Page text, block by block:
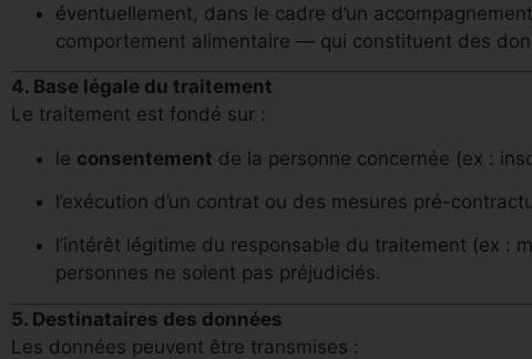
éventuellement, dans le cadre d’un
comportement alimentaire — qui constituent des
4. Base légale du traitement
Le traitement est fondé sur :
le consentement de la personne concernée (ex :
l’exécution d’un contrat ou des mesures pré-
l’intérêt légitime du responsable du traitement (ex :
personnes ne soient pas préjudiciés.
5. Destinataires des données
Les données peuvent être transmises :